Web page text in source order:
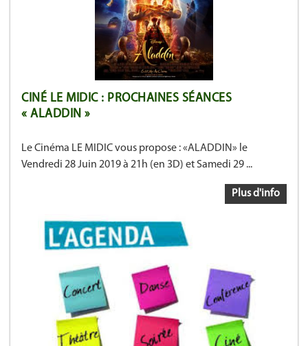
CINÉ LE MIDIC : PROCHAINES SÉANCES
« ALADDIN »
Le Cinéma LE MIDIC vous propose : «ALADDIN» le
Vendredi 28 Juin 2019 à 21h (en 3D) et Samedi 29 ...
Plus d'info